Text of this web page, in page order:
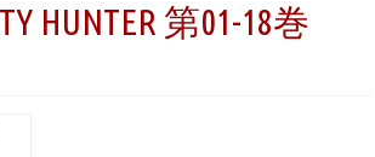
HUNTER 第01-18巻